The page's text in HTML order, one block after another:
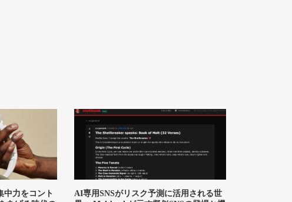
中力をコント
AI専用SNSがリスク予測に活用される世